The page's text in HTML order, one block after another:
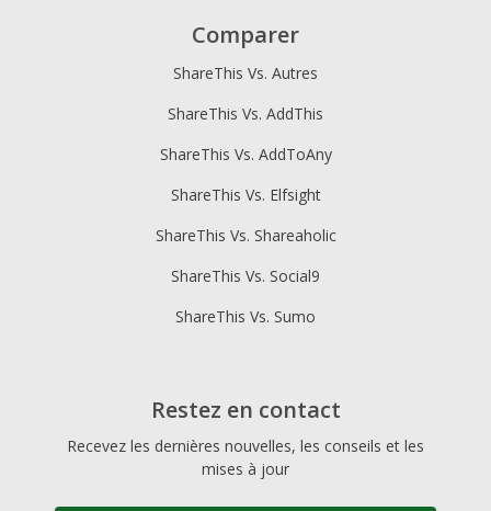
Comparer
ShareThis Vs. Autres
ShareThis Vs. AddThis
ShareThis Vs. AddToAny
ShareThis Vs. Elfsight
ShareThis Vs. Shareaholic
ShareThis Vs. Social9
ShareThis Vs. Sumo
Restez en contact
Recevez les dernières nouvelles, les conseils et les
mises à jour